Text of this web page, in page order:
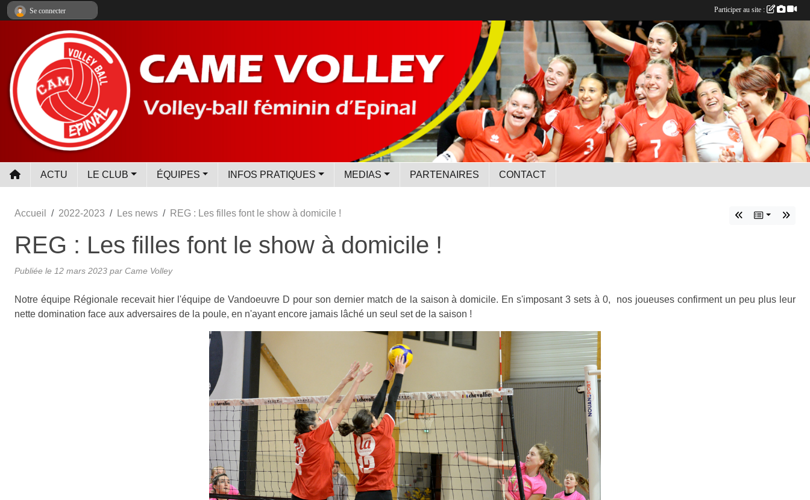
ACTU LE CLUB ÉQUIPES INFOS PRATIQUES MEDIAS PARTENAIRES CONTACT
Accueil 2022-2023 Les news REG : Les filles font le show à domicile !
REG : Les filles font le show à domicile !
Publiée le 12 mars 2023 par Came Volley
Notre équipe Régionale recevait hier l'équipe de Vandoeuvre D pour son dernier match de la saison à domicile. En s'imposant 3 sets à 0, nos joueuses confirment un peu plus leur
nette domination face aux adversaires de la poule, en n'ayant encore jamais lâché un seul set de la saison !
Se connecter Participer au site :
Panneau de gestion des cookies